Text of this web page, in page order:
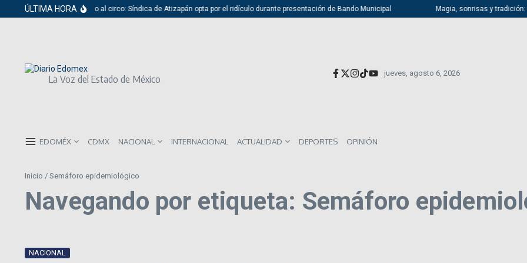
Saltar al contenido
ÚLTIMA HORADel cabildo al circo: Síndica de Atizapán opta por el ridículo durante presentación de Bando Municipal Magia, sonrisas y tradición:
La Voz del Estado de México jueves, agosto 6, 2026
EDOMÉX CDMX NACIONAL INTERNACIONAL ACTUALIDAD DEPORTES OPINIÓN
Inicio / Semáforo epidemiológico
Navegando por etiqueta: Semáforo
NACIONAL